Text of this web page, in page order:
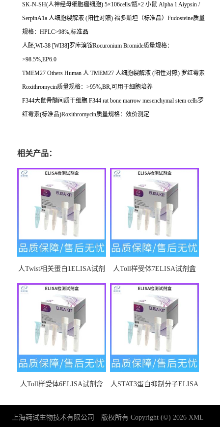
SK-N-SH(人神经母细胞瘤细胞) 5×106cells/瓶×2 小鼠 Alpha 1 Aiypsin /
SerpinA1a 人细胞裂解液 (阳性对照) 福多斯坦（标准品） Fudosteine质量
规格： HPLC>98%, 标准品
人胚;WI-38 [WI38]罗库溴铵Rocuronium Bromide质量规格：
>98.5%,EP6.0
TMEM27 Others Human 人 TMEM27 人细胞裂解液 (阳性对照) 罗红霉素
Roxithromycin质量规格： >95%,BR, 可用于细胞培养
F344大鼠骨髓间质干细胞 F344 rat bone marrow mesenchymal stem cells罗
红霉素(标准品)Roxithromycin质量规格：效价测定
相关产品：
人Twist相关蛋白1ELISA试剂
人Toll样受体7ELISA试剂盒
人Toll样受体6ELISA试剂盒
人STAT3蛋白抑制分子ELISA
上海莼试生物技术有限公司 版权所有 Copyright (©) 2026 XML